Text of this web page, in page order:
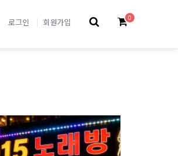
로그인 회원가입 0